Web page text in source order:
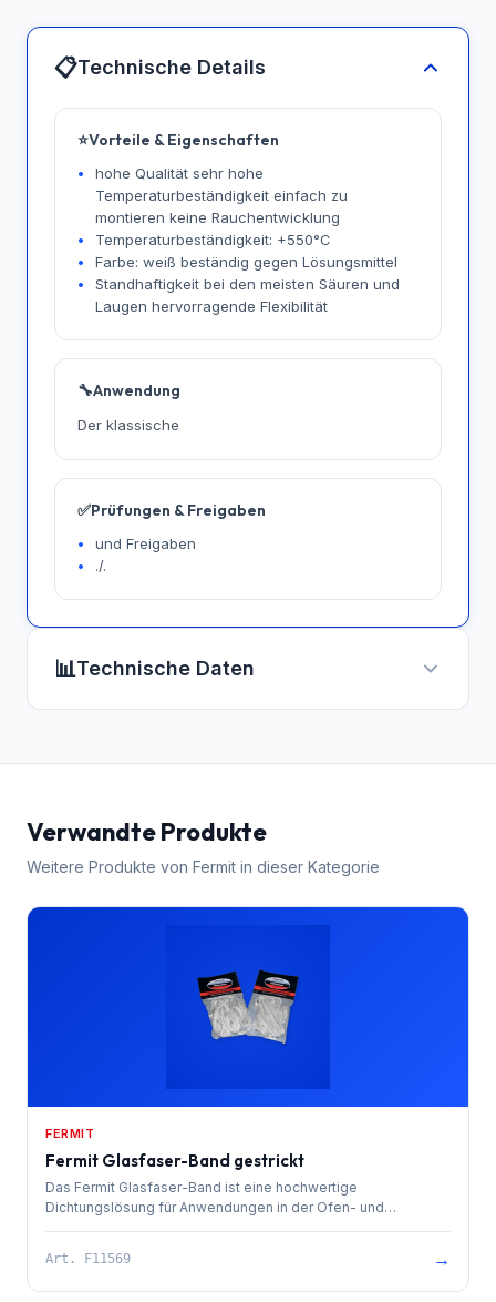
📋Technische Details
⭐Vorteile & Eigenschaften
hohe Qualität sehr hohe
Temperaturbeständigkeit einfach zu
montieren keine Rauchentwicklung
Temperaturbeständigkeit: +550°C
Farbe: weiß beständig gegen Lösungsmittel
Standhaftigkeit bei den meisten Säuren und
Laugen hervorragende Flexibilität
🔧Anwendung
Der klassische
✅Prüfungen & Freigaben
und Freigaben
./.
📊Technische Daten
Verwandte Produkte
Weitere Produkte von Fermit in dieser Kategorie
FERMIT
Fermit Glasfaser-Band gestrickt
Das Fermit Glasfaser-Band ist eine hochwertige
Dichtungslösung für Anwendungen in der Ofen- und
Kamintechnik sowie zur Isolierung von Rohrleitungen.
Art. F11569 →